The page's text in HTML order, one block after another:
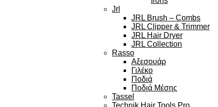
Jrl
JRL Brush – Combs
JRL Clipper & Trimmer
JRL Hair Dryer
JRL Collection
Rasso
Αξεσουάρ
Γιλέκο
Ποδιά
Ποδιά Μέσης
Tassel
Technik Hair Tools Pro